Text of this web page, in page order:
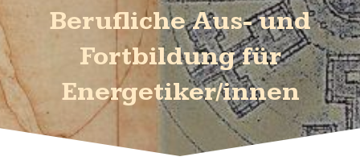
Berufliche Aus- und
Fortbildung für
Energetiker/innen